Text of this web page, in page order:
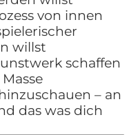
von innen
willst
schaffen
– an
das was dich